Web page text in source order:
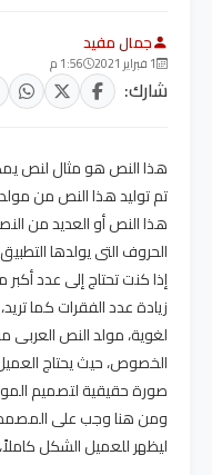
جمال مفيد
1 فبراير 2021 1:56 م
شارك:
هذا النص هو مثال لنص
تم توليد هذا النص من
هذا النص أو العديد من
الحروف التى يولدها
إذا كنت تحتاج إلى عدد
زيادة عدد الفقرات كما
لغوية، مولد النص
الخصوص، حيث يحتاج
صورة حقيقية لتصميم
ومن هنا وجب على
ليظهر للعميل الشكل